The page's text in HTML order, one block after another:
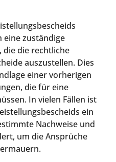
eine zuständige
die rechtliche
auszustellen. Dies
einer vorherigen
die für eine
In vielen Fällen ist
ein
Nachweise und
um die Ansprüche